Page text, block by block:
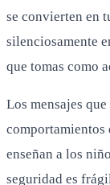
se convierten en
silenciosamente
que tomas como
Los mensajes
comportamientos
enseñan a los
seguridad es